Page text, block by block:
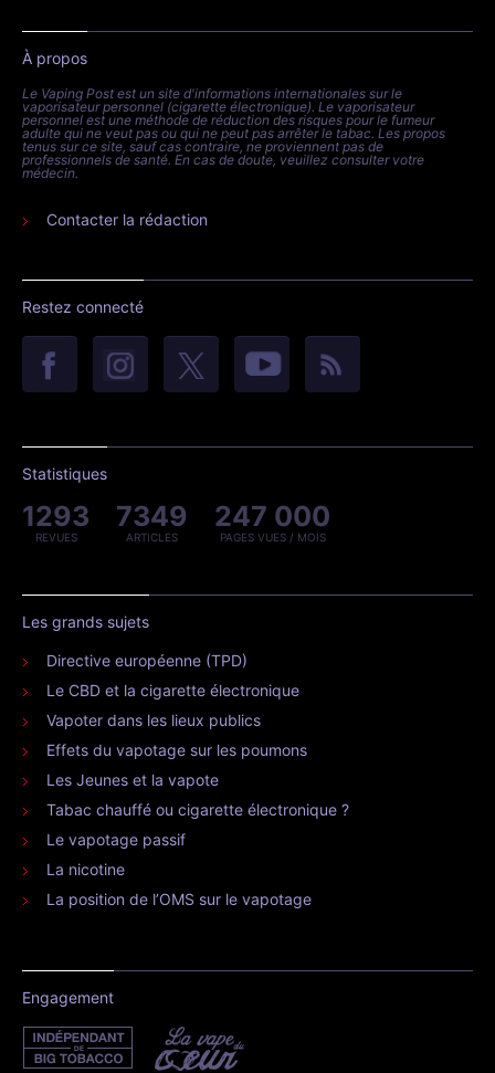
À propos
Le Vaping Post est un site d'informations internationales sur le
vaporisateur personnel (cigarette électronique). Le vaporisateur
personnel est une méthode de réduction des risques pour le fumeur
adulte qui ne veut pas ou qui ne peut pas arrêter le tabac. Les propos
tenus sur ce site, sauf cas contraire, ne proviennent pas de
professionnels de santé. En cas de doute, veuillez consulter votre
médecin.
Contacter la rédaction
Restez connecté
Statistiques
1293
REVUES
7349
ARTICLES
247 000
PAGES VUES / MOIS
Les grands sujets
Directive européenne (TPD)
Le CBD et la cigarette électronique
Vapoter dans les lieux publics
Effets du vapotage sur les poumons
Les Jeunes et la vapote
Tabac chauffé ou cigarette électronique ?
Le vapotage passif
La nicotine
La position de l’OMS sur le vapotage
Engagement